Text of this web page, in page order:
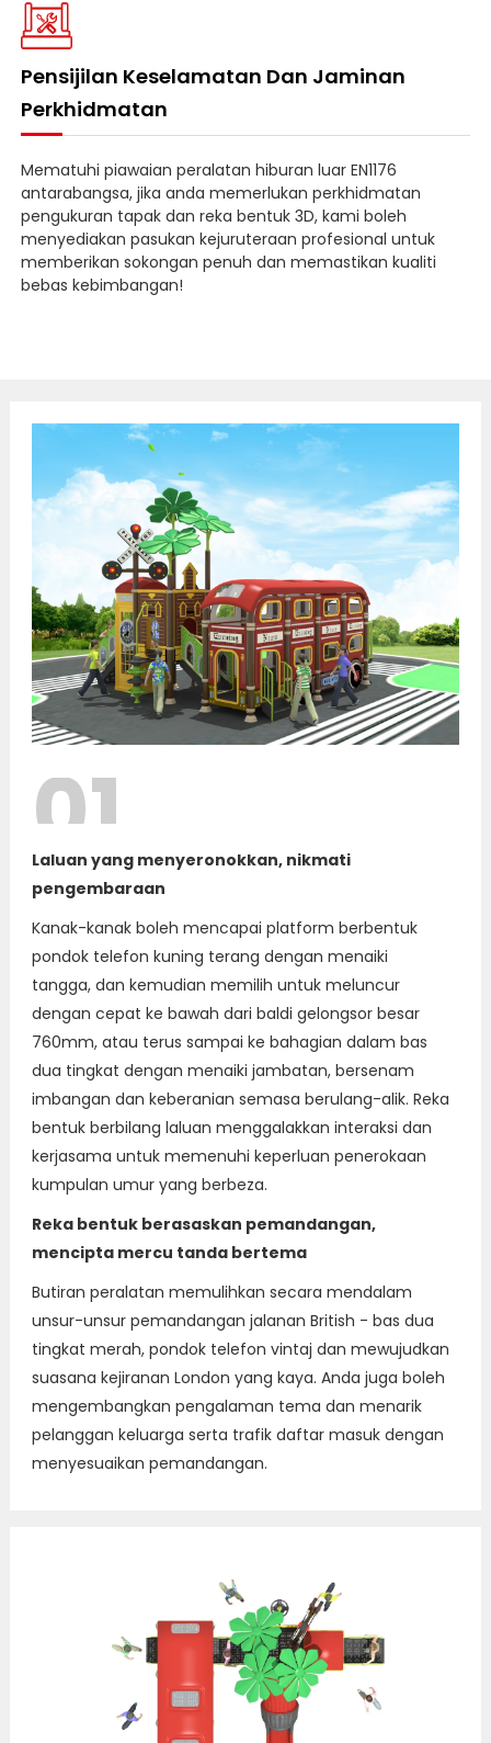
Pensijilan Keselamatan Dan Jaminan
Perkhidmatan
Mematuhi piawaian peralatan hiburan luar EN1176
antarabangsa, jika anda memerlukan perkhidmatan
pengukuran tapak dan reka bentuk 3D, kami boleh
menyediakan pasukan kejuruteraan profesional untuk
memberikan sokongan penuh dan memastikan kualiti
bebas kebimbangan!
01
Laluan yang menyeronokkan, nikmati
pengembaraan
Kanak-kanak boleh mencapai platform berbentuk
pondok telefon kuning terang dengan menaiki
tangga, dan kemudian memilih untuk meluncur
dengan cepat ke bawah dari baldi gelongsor besar
760mm, atau terus sampai ke bahagian dalam bas
dua tingkat dengan menaiki jambatan, bersenam
imbangan dan keberanian semasa berulang-alik. Reka
bentuk berbilang laluan menggalakkan interaksi dan
kerjasama untuk memenuhi keperluan penerokaan
kumpulan umur yang berbeza.
Reka bentuk berasaskan pemandangan,
mencipta mercu tanda bertema
Butiran peralatan memulihkan secara mendalam
unsur-unsur pemandangan jalanan British - bas dua
tingkat merah, pondok telefon vintaj dan mewujudkan
suasana kejiranan London yang kaya. Anda juga boleh
mengembangkan pengalaman tema dan menarik
pelanggan keluarga serta trafik daftar masuk dengan
menyesuaikan pemandangan.